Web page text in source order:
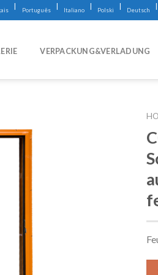
| Português | Italiano | Polski | Deutsch |
VERPACKUNG&VERLADUNG